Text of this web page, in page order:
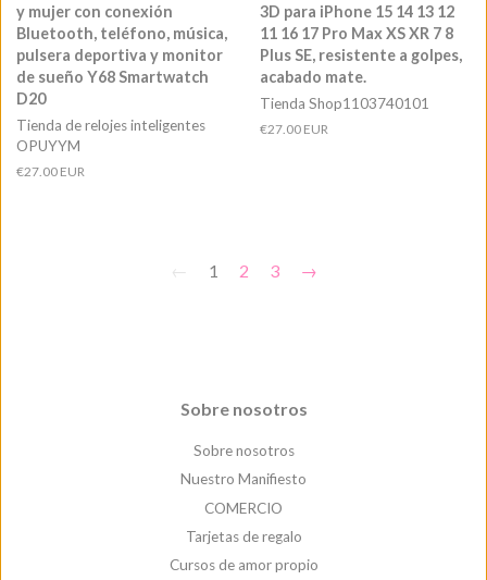
y mujer con conexión
Bluetooth, teléfono, música,
pulsera deportiva y monitor
de sueño Y68 Smartwatch
D20
Tienda de relojes inteligentes
OPUYYM
Precio
€27.00 EUR
3D para iPhone 15 14 13 12
11 16 17 Pro Max XS XR 7 8
Plus SE, resistente a golpes,
acabado mate.
Tienda Shop1103740101
Precio
€27.00 EUR
← 1 2 3 →
Sobre nosotros
Sobre nosotros
Nuestro Manifiesto
COMERCIO
Tarjetas de regalo
Cursos de amor propio